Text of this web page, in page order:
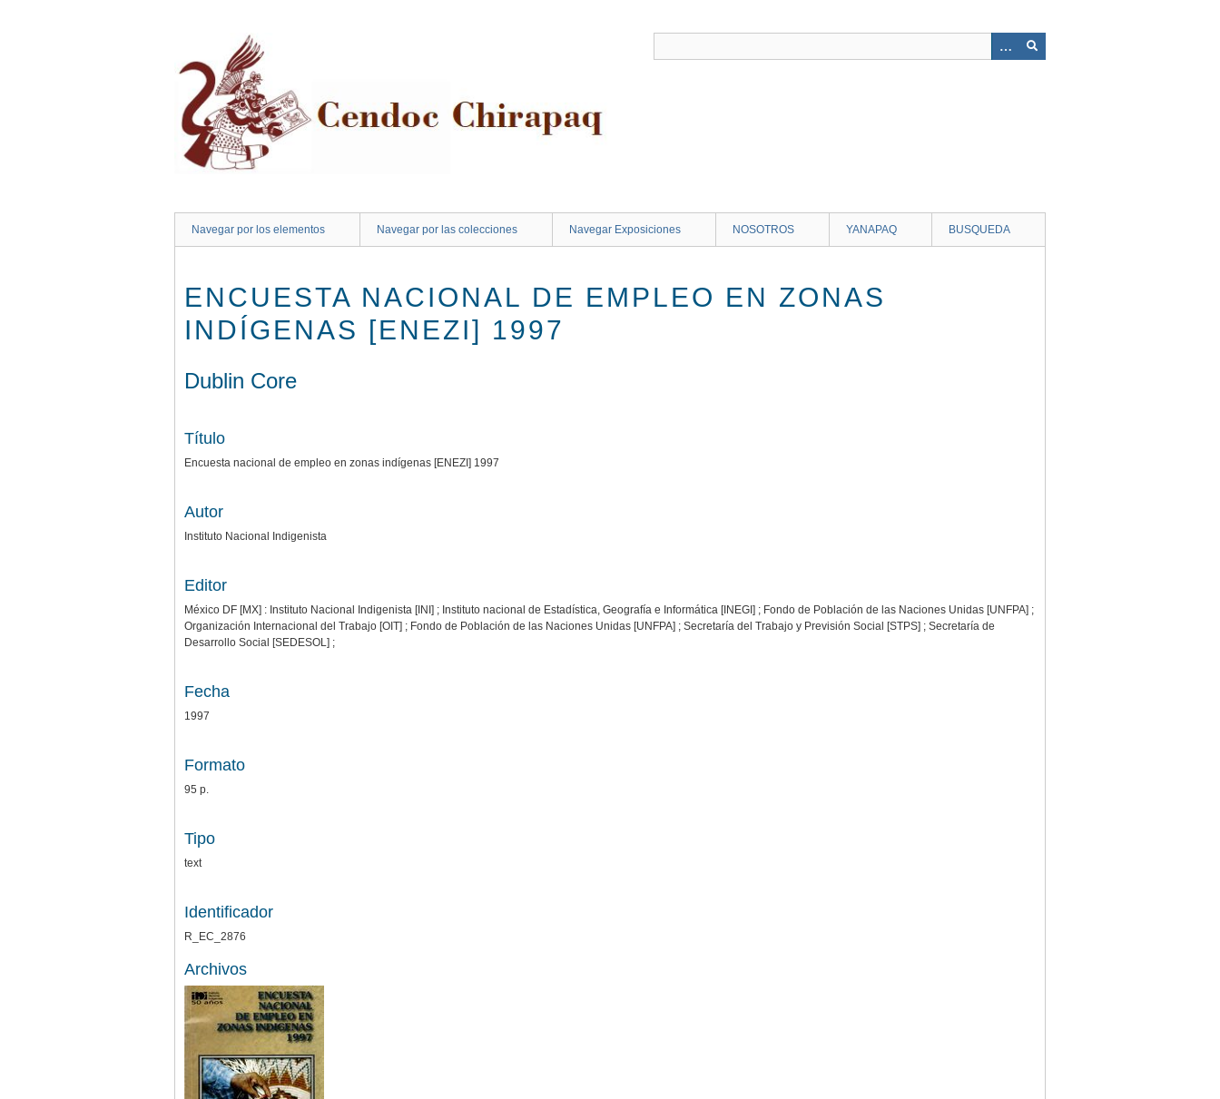
Navegar por los elementos Navegar por las colecciones Navegar Exposiciones NOSOTROS YANAPAQ BUSQUEDA
ENCUESTA NACIONAL DE EMPLEO EN ZONAS
INDÍGENAS [ENEZI] 1997
Dublin Core
Título
Encuesta nacional de empleo en zonas indígenas [ENEZI] 1997
Autor
Instituto Nacional Indigenista
Editor
México DF [MX] : Instituto Nacional Indigenista [INI] ; Instituto nacional de Estadística, Geografía e Informática [INEGI] ; Fondo de Población de las Naciones Unidas [UNFPA] ;
Organización Internacional del Trabajo [OIT] ; Fondo de Población de las Naciones Unidas [UNFPA] ; Secretaría del Trabajo y Previsión Social [STPS] ; Secretaría de
Desarrollo Social [SEDESOL] ;
Fecha
1997
Formato
95 p.
Tipo
text
Identificador
R_EC_2876
Archivos